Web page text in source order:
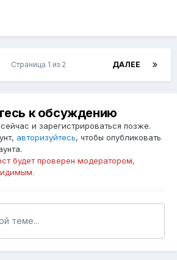
ДАЛЕЕ
Страница 1 из 2
к обсуждению
и зарегистрироваться позже.
авторизуйтесь, чтобы опубликовать
будет проверен модератором,
теме...